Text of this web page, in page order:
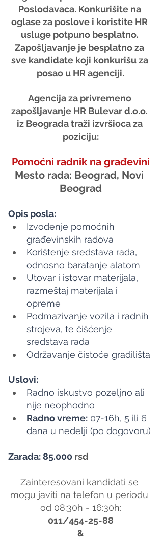
Poslodavaca. Konkurišite na
oglase za poslove i koristite HR
usluge potpuno besplatno.
Zapošljavanje je besplatno za
sve kandidate koji konkurišu za
posao u HR agenciji.
Agencija za privremeno
zapošljavanje HR Bulevar d.o.o.
iz Beograda traži izvršioca za
poziciju:
Pomoćni radnik na građevini
Mesto rada: Beograd, Novi
Beograd
Opis posla:
Izvođenje pomoćnih
građevinskih radova
Korištenje sredstava rada,
odnosno baratanje alatom
Utovar i istovar materijala,
razmeštaj materijala i
opreme
Podmazivanje vozila i radnih
strojeva, te čišćenje
sredstava rada
Održavanje čistoće gradilišta
Uslovi:
Radno iskustvo pozeljno ali
nije neophodno
Radno vreme: 07-16h, 5 ili 6
dana u nedelji (po dogovoru)
Zarada: 85.000 rsd
Zainteresovani kandidati se
mogu javiti na telefon u periodu
od 08:30h - 16:30h:
011/454-25-88
&